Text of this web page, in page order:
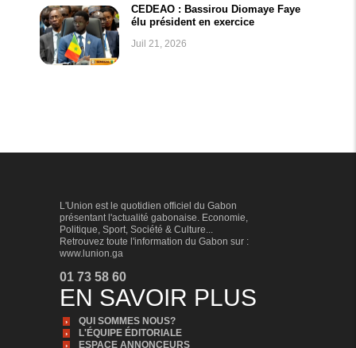
CEDEAO : Bassirou Diomaye Faye
élu président en exercice
Juil 21, 2026
L'Union est le quotidien officiel du Gabon
présentant l'actualité gabonaise. Economie,
Politique, Sport, Société & Culture...
Retrouvez toute l'information du Gabon sur :
www.lunion.ga
01 73 58 60
EN SAVOIR PLUS
QUI SOMMES NOUS?
L'ÉQUIPE ÉDITORIALE
ESPACE ANNONCEURS